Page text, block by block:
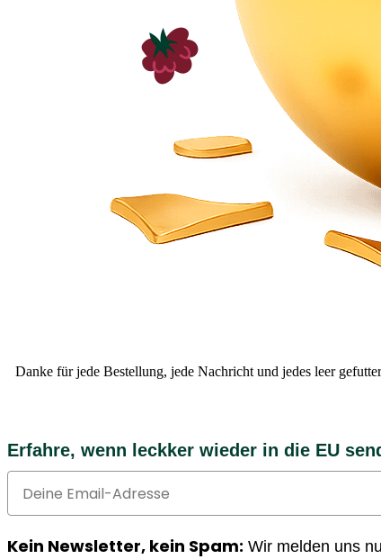
Danke für jede Bestellung, jede Nachricht und jedes leer
Erfahre, wenn leckker wieder in die EU
Kein Newsletter, kein Spam: Wir melden uns